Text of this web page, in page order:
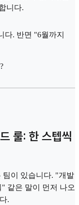
니다.
. 반면 "6월까지
룰: 한 스텝씩
팀이 있습니다. "개발
같은 말이 먼저 나오
.